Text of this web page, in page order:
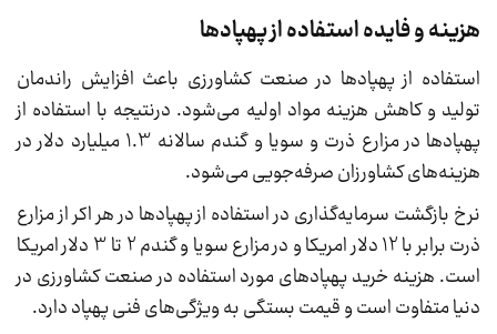
هزینه و فایده استفاده از پهپادها
استفاده از پهپادها در صنعت کشاورزی باعث افزایش راندمان
تولید و کاهش هزینه مواد اولیه می‌شود. درنتیجه با استفاده از
پهپادها در مزارع ذرت و سویا و گندم سالانه 1.3 میلیارد دلار در
هزینه‌های کشاورزان صرفه‌جویی می‌شود.
نرخ بازگشت سرمایه‌گذاری در استفاده از پهپادها در هر اکر از مزارع
ذرت برابر با 12 دلار امریکا و در مزارع سویا و گندم 2 تا 3 دلار امریکا
است. هزینه خرید پهپادهای مورد استفاده در صنعت کشاورزی در
دنیا متفاوت است و قیمت بستگی به ویژگی‌های فنی پهپاد دارد.